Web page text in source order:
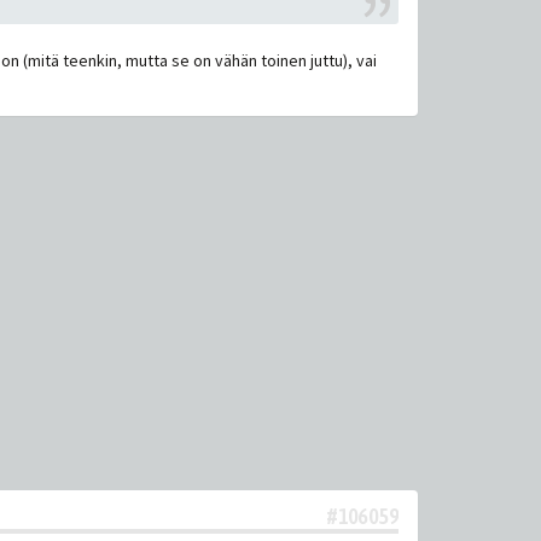
(mitä teenkin, mutta se on vähän toinen juttu), vai
#106059